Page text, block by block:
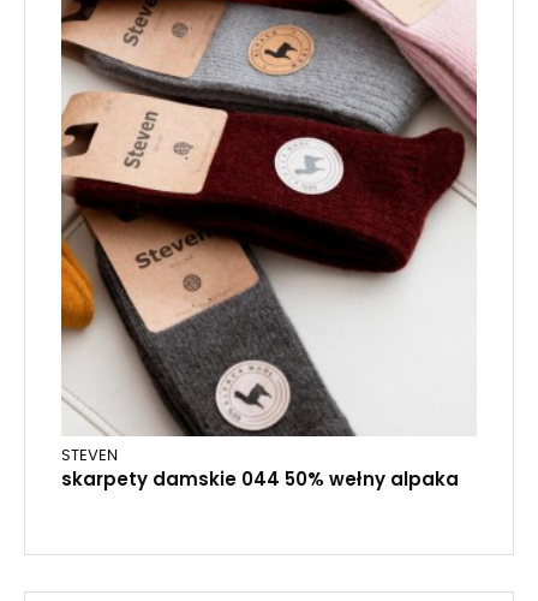
STEVEN
skarpety damskie 044 50% wełny alpaka